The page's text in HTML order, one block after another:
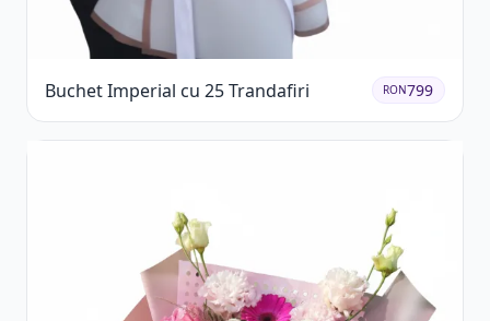
Buchet Imperial cu 25 Trandafiri RON799